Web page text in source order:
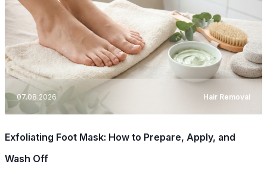
07.08.2026 Hair Removal
Exfoliating Foot Mask: How to Prepare, Apply, and
Wash Off